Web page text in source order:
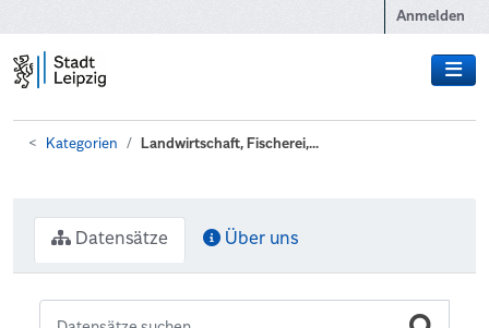
Anmelden
Kategorien Landwirtschaft, Fischerei,...
Datensätze Über uns